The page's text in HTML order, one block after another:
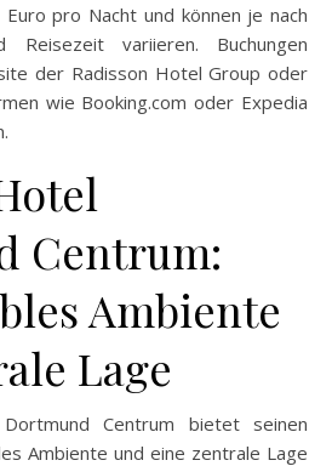
pro Nacht und können je nach
Reisezeit variieren. Buchungen
der Radisson Hotel Group oder
wie Booking.com oder Expedia
Centrum:
Ambiente
Lage
Centrum bietet seinen
Ambiente und eine zentrale Lage